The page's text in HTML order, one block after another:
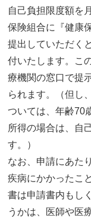
自己負担限度額を
保険組合に『健康
提出していただく
付いたします。こ
療機関の窓口で提
られます。（但し
ついては、年齢70
所得の場合は、自
す。）
なお、申請にあた
疾病にかかったこ
書は申請書内もし
うかは、医師や医